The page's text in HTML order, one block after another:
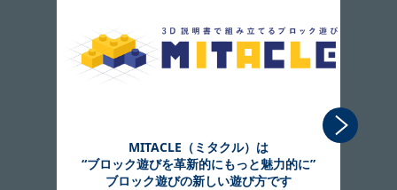
MITACLE（ミタクル）は
“ブロック遊びを革新的にもっと魅力的に”
ブロック遊びの新しい遊び方です